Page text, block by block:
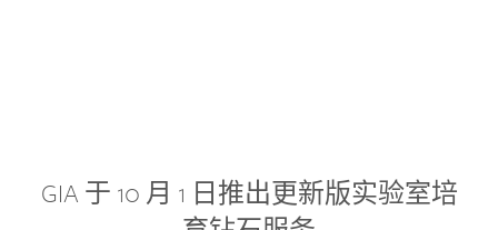
GIA 于 10 月 1 日推出更新版实验室培